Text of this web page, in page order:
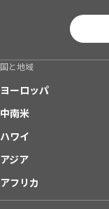
国と地域
ヨーロッパ
中南米
ハワイ
アジア
アフリカ